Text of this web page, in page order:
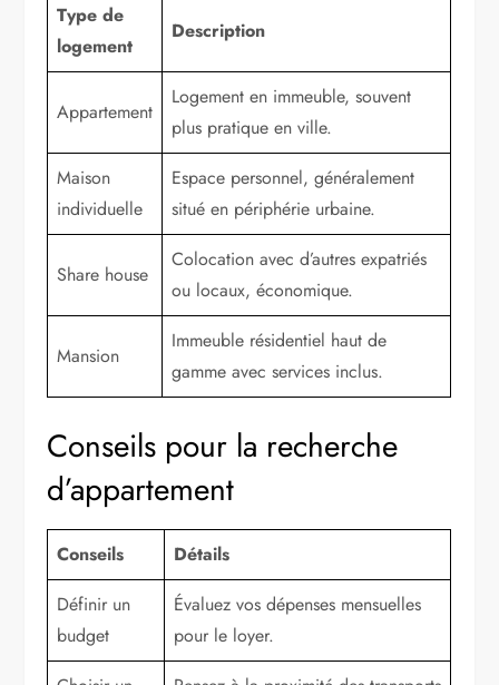
Type de
logement
Description
Appartement
Logement en immeuble, souvent
plus pratique en ville.
Maison
individuelle
Espace personnel, généralement
situé en périphérie urbaine.
Share house
Colocation avec d’autres expatriés
ou locaux, économique.
Mansion
Immeuble résidentiel haut de
gamme avec services inclus.
Conseils pour la recherche
d’appartement
Conseils
Détails
Définir un
budget
Évaluez vos dépenses mensuelles
pour le loyer.